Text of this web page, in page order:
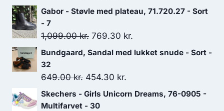
oprindelige
var:
999.00 kr..
aktuelle
er:
699.30 kr..
Gabor - Støvle med plateau, 71.720.27 - Sort
- 7
1,099.00kr. Den
oprindelige
var:
1,099.00 kr..
769.30 kr.
aktuelle
769.30 kr..
Bundgaard, Sandal med lukket snude - Sort -
32
649.00kr. Den
oprindelige
pris
454.30 kr.
aktuelle
Skechers - Girls Unicorn Dreams, 76-0905 -
Multifarvet - 30